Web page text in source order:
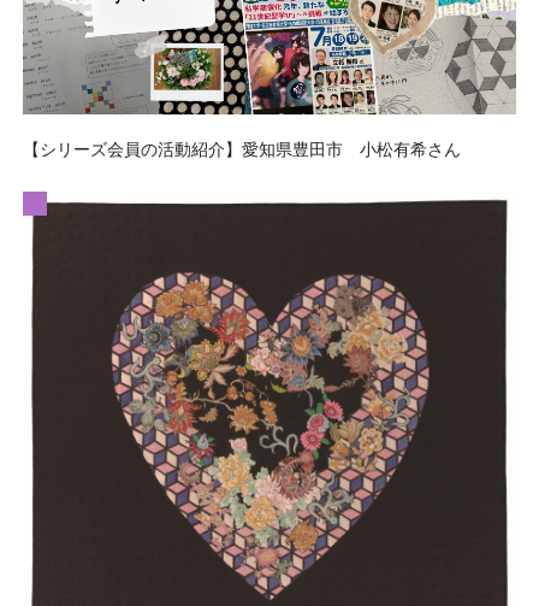
【シリーズ会員の活動紹介】愛知県豊田市 小松有希さん